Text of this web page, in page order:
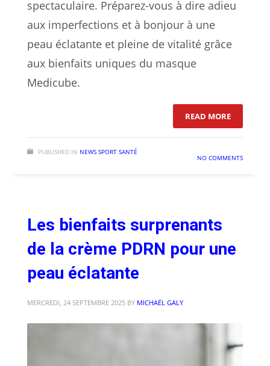
spectaculaire. Préparez-vous à dire adieu
aux imperfections et à bonjour à une
peau éclatante et pleine de vitalité grâce
aux bienfaits uniques du masque
Medicube.
READ MORE: LES
PUBLISHED IN NEWS SPORT SANTÉ
NO COMMENTS
Les bienfaits surprenants
de la crème PDRN pour une
peau éclatante
MERCREDI, 24 SEPTEMBRE 2025 BY MICHAËL GALY